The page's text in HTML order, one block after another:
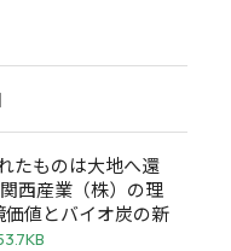
たものは大地へ還
西産業（株）の理
価値とバイオ炭の新